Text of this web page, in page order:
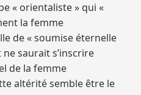
« orientaliste » qui «
la femme
de « soumise éternelle
saurait s’inscrire
de la femme
altérité semble être le